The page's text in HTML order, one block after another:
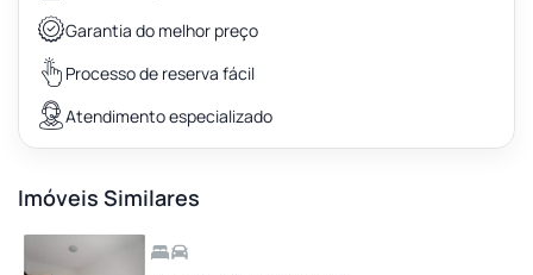
Garantia do melhor preço
Processo de reserva fácil
Atendimento especializado
Imóveis Similares